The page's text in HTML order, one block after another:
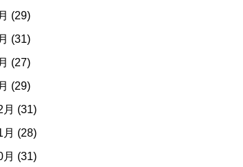
(29)
(31)
(27)
(29)
(31)
(28)
(31)